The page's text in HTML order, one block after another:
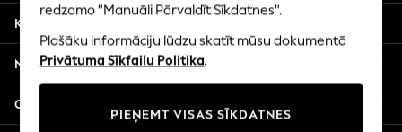
Shirts
Polo Shirts
Sweatshirts & Jumpers
Konfidencialitāte un juridiskā informācija
Nodaļas
Citi pakalpojumi
redzamo "Manuāli Pārvaldīt Sīkdatnes".
Plašāku informāciju lūdzu skatīt mūsu dokumentā
Privātuma Sīkfailu Politika.
PIEŅEMT VISAS SĪKDATNES